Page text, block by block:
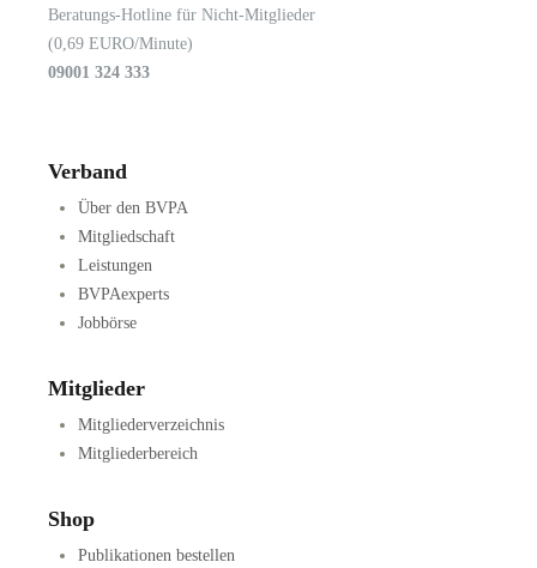
Beratungs-Hotline für Nicht-Mitglieder
(0,69 EURO/Minute)
09001 324 333
Verband
Über den BVPA
Mitgliedschaft
Leistungen
BVPAexperts
Jobbörse
Mitglieder
Mitgliederverzeichnis
Mitgliederbereich
Shop
Publikationen bestellen